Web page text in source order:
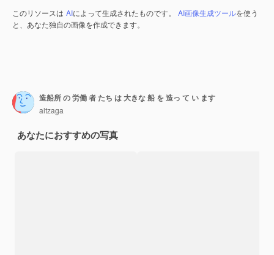
このリソースは AIによって生成されたものです。 AI画像生成ツールを使う
と、あなた独自の画像を作成できます。
造船所 の 労働 者 たち は 大きな 船 を 造っ て い ます
altzaga
あなたにおすすめの写真